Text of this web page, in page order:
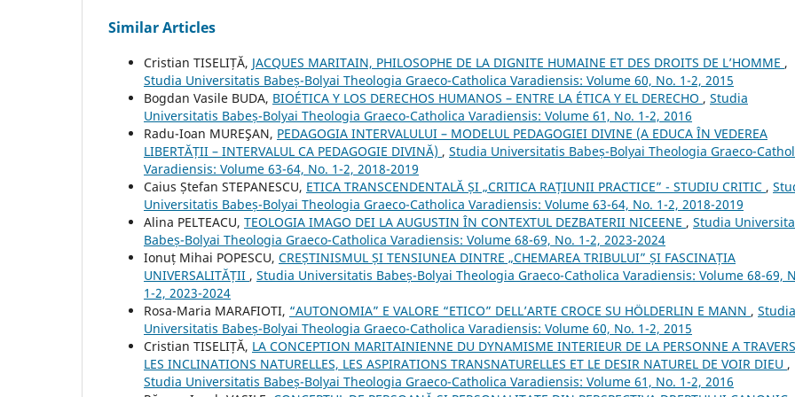
Similar Articles
Cristian TISELIȚĂ, JACQUES MARITAIN, PHILOSOPHE DE LA DIGNITE HUMAINE ET DES DROITS DE L’HOMME ,
Studia Universitatis Babeș-Bolyai Theologia Graeco-Catholica Varadiensis: Volume 60, No. 1-2, 2015
Bogdan Vasile BUDA, BIOÉTICA Y LOS DERECHOS HUMANOS – ENTRE LA ÉTICA Y EL DERECHO , Studia
Universitatis Babeș-Bolyai Theologia Graeco-Catholica Varadiensis: Volume 61, No. 1-2, 2016
Radu-Ioan MUREŞAN, PEDAGOGIA INTERVALULUI – MODELUL PEDAGOGIEI DIVINE (A EDUCA ÎN VEDEREA
LIBERTĂȚII – INTERVALUL CA PEDAGOGIE DIVINĂ) , Studia Universitatis Babeș-Bolyai Theologia Graeco-
Varadiensis: Volume 63-64, No. 1-2, 2018-2019
Caius Ștefan STEPANESCU, ETICA TRANSCENDENTALĂ ȘI „CRITICA RAȚIUNII PRACTICE” - STUDIU CRITIC ,
Universitatis Babeș-Bolyai Theologia Graeco-Catholica Varadiensis: Volume 63-64, No. 1-2, 2018-2019
Alina PELTEACU, TEOLOGIA IMAGO DEI LA AUGUSTIN ÎN CONTEXTUL DEZBATERII NICEENE , Studia
Babeș-Bolyai Theologia Graeco-Catholica Varadiensis: Volume 68-69, No. 1-2, 2023-2024
Ionuț Mihai POPESCU, CREȘTINISMUL ȘI TENSIUNEA DINTRE „CHEMAREA TRIBULUI” ȘI FASCINAȚIA
UNIVERSALITĂȚII , Studia Universitatis Babeș-Bolyai Theologia Graeco-Catholica Varadiensis: Volume 68-69,
1-2, 2023-2024
Rosa-Maria MARAFIOTI, “AUTONOMIA” E VALORE “ETICO” DELL’ARTE CROCE SU HÖLDERLIN E MANN , Studia
Universitatis Babeș-Bolyai Theologia Graeco-Catholica Varadiensis: Volume 60, No. 1-2, 2015
Cristian TISELIȚĂ, LA CONCEPTION MARITAINIENNE DU DYNAMISME INTERIEUR DE LA PERSONNE A TRAVERS
LES INCLINATIONS NATURELLES, LES ASPIRATIONS TRANSNATURELLES ET LE DESIR NATUREL DE VOIR DIEU ,
Studia Universitatis Babeș-Bolyai Theologia Graeco-Catholica Varadiensis: Volume 61, No. 1-2, 2016